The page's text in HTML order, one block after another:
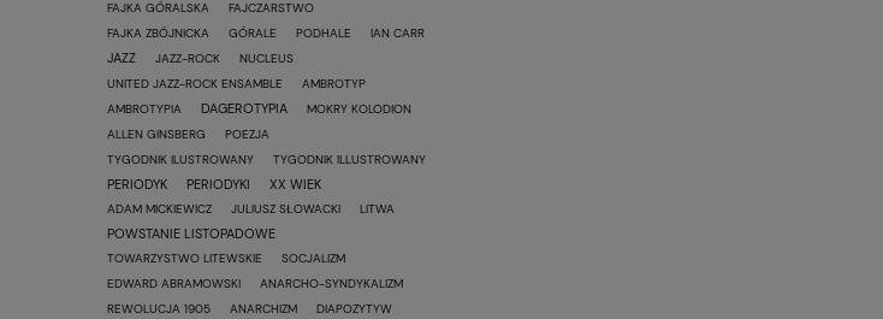
FAJKA GÓRALSKA
FAJCZARSTWO
FAJKA ZBÓJNICKA
GÓRALE PODHALE IAN CARR
JAZZ JAZZ-ROCK
NUCLEUS
UNITED JAZZ-ROCK ENSAMBLE
AMBROTYP
AMBROTYPIA
DAGEROTYPIA
MOKRY KOLODION
ALLEN GINSBERG
POEZJA
TYGODNIK ILUSTROWANY
TYGODNIK ILLUSTROWANY
PERIODYK PERIODYKI XX WIEK
ADAM MICKIEWICZ JULIUSZ SŁOWACKI LITWA
POWSTANIE LISTOPADOWE
TOWARZYSTWO LITEWSKIE
SOCJALIZM
EDWARD ABRAMOWSKI
ANARCHO-SYNDYKALIZM
REWOLUCJA 1905
ANARCHIZM DIAPOZYTYW